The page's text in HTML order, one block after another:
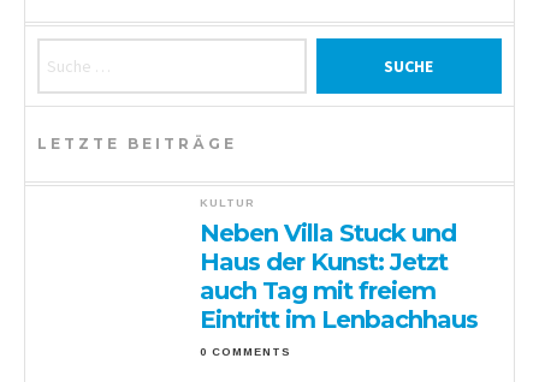
LETZTE BEITRÄGE
KULTUR
Neben Villa Stuck und
Haus der Kunst: Jetzt
auch Tag mit freiem
Eintritt im Lenbachhaus
0 COMMENTS